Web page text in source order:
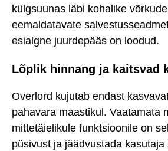
külgsuunas läbi kohalike
eemaldatavate
esialgne juurdepääs on loodud.
Lõplik hinnang ja kaitsvad
Overlord kujutab endast
pahavara maastikul. Vaatamata
mittetäielikule funktsioonile on
püsivust ja jäädvustada